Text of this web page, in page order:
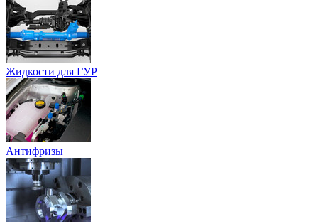
Жидкости для ГУР
Антифризы